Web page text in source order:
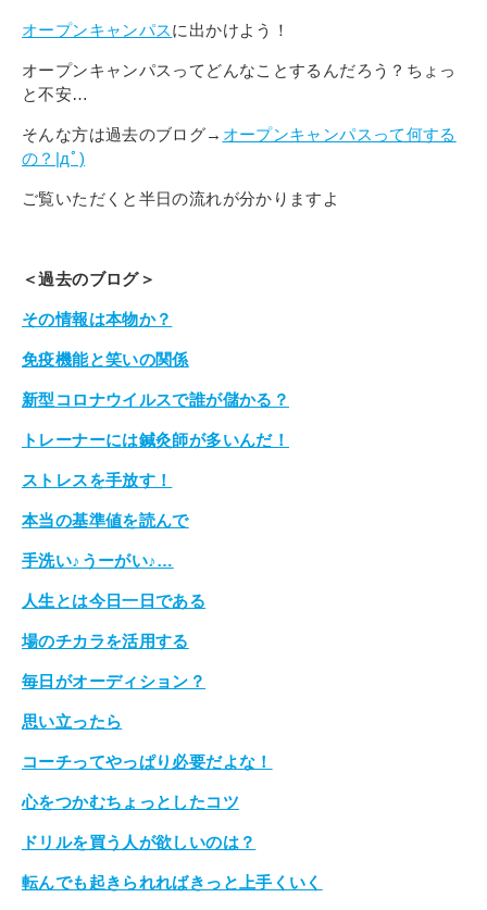
オープンキャンパスに出かけよう！
オープンキャンパスってどんなことするんだろう？ちょっ
と不安…
そんな方は過去のブログ→ オープンキャンパスって何する
の？|дﾟ)
ご覧いただくと半日の流れが分かりますよ
＜過去のブログ＞
その情報は本物か？
免疫機能と笑いの関係
新型コロナウイルスで誰が儲かる？
トレーナーには鍼灸師が多いんだ！
ストレスを手放す！
本当の基準値を読んで
手洗い♪うーがい♪…
人生とは今日一日である
場のチカラを活用する
毎日がオーディション？
思い立ったら
コーチってやっぱり必要だよな！
心をつかむちょっとしたコツ
ドリルを買う人が欲しいのは？
転んでも起きられればきっと上手くいく